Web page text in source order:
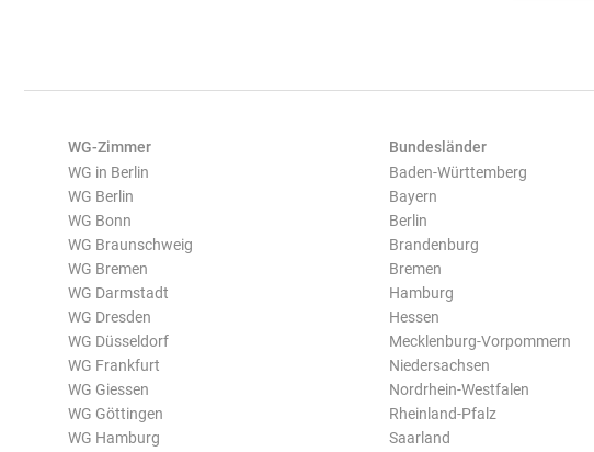
WG-Zimmer
WG in Berlin
WG Berlin
WG Bonn
WG Braunschweig
WG Bremen
WG Darmstadt
WG Dresden
WG Düsseldorf
WG Frankfurt
WG Giessen
WG Göttingen
WG Hamburg
Bundesländer
Baden-Württemberg
Bayern
Berlin
Brandenburg
Bremen
Hamburg
Hessen
Mecklenburg-Vorpommern
Niedersachsen
Nordrhein-Westfalen
Rheinland-Pfalz
Saarland